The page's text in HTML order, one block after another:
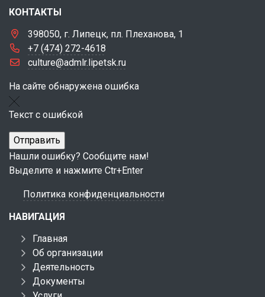
КОНТАКТЫ
398050, г. Липецк, пл. Плеханова, 1
+7 (474) 272-4618
culture@admlr.lipetsk.ru
На сайте обнаружена ошибка
Текст с ошибкой
Нашли ошибку? Сообщите нам!
Выделите и нажмите Ctr+Enter
Политика конфиденциальности
НАВИГАЦИЯ
Главная
Об организации
Деятельность
Документы